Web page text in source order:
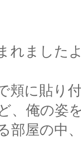
れました
頬に貼り
、俺の姿
部屋の中